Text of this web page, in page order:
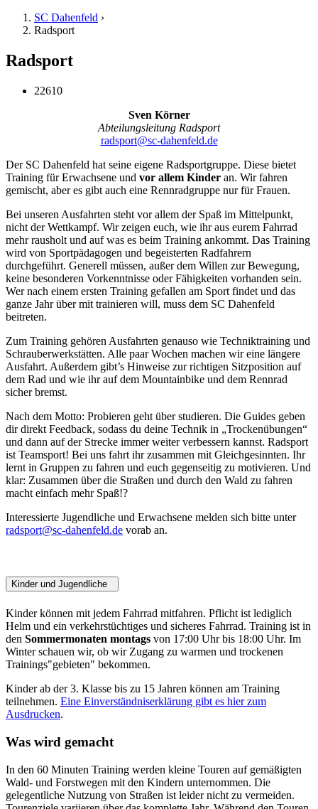
SC Dahenfeld ›
Radsport
Radsport
22610
Sven Körner
Abteilungsleitung Radsport
radsport@sc-dahenfeld.de
Der SC Dahenfeld hat seine eigene Radsportgruppe. Diese bietet
Training für Erwachsene und vor allem Kinder an. Wir fahren
gemischt, aber es gibt auch eine Rennradgruppe nur für Frauen.
Bei unseren Ausfahrten steht vor allem der Spaß im Mittelpunkt,
nicht der Wettkampf. Wir zeigen euch, wie ihr aus eurem Fahrrad
mehr rausholt und auf was es beim Training ankommt. Das Training
wird von Sportpädagogen und begeisterten Radfahrern
durchgeführt. Generell müssen, außer dem Willen zur Bewegung,
keine besonderen Vorkenntnisse oder Fähigkeiten vorhanden sein.
Wer nach einem ersten Training gefallen am Sport findet und das
ganze Jahr über mit trainieren will, muss dem SC Dahenfeld
beitreten.
Zum Training gehören Ausfahrten genauso wie Techniktraining und
Schrauberwerkstätten. Alle paar Wochen machen wir eine längere
Ausfahrt. Außerdem gibt’s Hinweise zur richtigen Sitzposition auf
dem Rad und wie ihr auf dem Mountainbike und dem Rennrad
sicher bremst.
Nach dem Motto: Probieren geht über studieren. Die Guides geben
dir direkt Feedback, sodass du deine Technik in „Trockenübungen“
und dann auf der Strecke immer weiter verbessern kannst. Radsport
ist Teamsport! Bei uns fahrt ihr zusammen mit Gleichgesinnten. Ihr
lernt in Gruppen zu fahren und euch gegenseitig zu motivieren. Und
klar: Zusammen über die Straßen und durch den Wald zu fahren
macht einfach mehr Spaß!?
Interessierte Jugendliche und Erwachsene melden sich bitte unter
radsport@sc-dahenfeld.de vorab an.
Kinder und Jugendliche
Kinder können mit jedem Fahrrad mitfahren. Pflicht ist lediglich
Helm und ein verkehrstüchtiges und sicheres Fahrrad. Training ist in
den Sommermonaten montags von 17:00 Uhr bis 18:00 Uhr. Im
Winter schauen wir, ob wir Zugang zu warmen und trockenen
Trainings"gebieten" bekommen.
Kinder ab der 3. Klasse bis zu 15 Jahren können am Training
teilnehmen. Eine Einverständniserklärung gibt es hier zum
Ausdrucken.
Was wird gemacht
In den 60 Minuten Training werden kleine Touren auf gemäßigten
Wald- und Forstwegen mit den Kindern unternommen. Die
gelegentliche Nutzung von Straßen ist leider nicht zu vermeiden.